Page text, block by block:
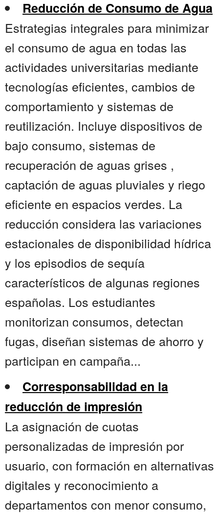
Reducción de Consumo de Agua
Estrategias integrales para minimizar
el consumo de agua en todas las
actividades universitarias mediante
tecnologías eficientes, cambios de
comportamiento y sistemas de
reutilización. Incluye dispositivos de
bajo consumo, sistemas de
recuperación de aguas grises ,
captación de aguas pluviales y riego
eficiente en espacios verdes. La
reducción considera las variaciones
estacionales de disponibilidad hídrica
y los episodios de sequía
característicos de algunas regiones
españolas. Los estudiantes
monitorizan consumos, detectan
fugas, diseñan sistemas de ahorro y
participan en campaña...
Corresponsabilidad en la
reducción de impresión
La asignación de cuotas
personalizadas de impresión por
usuario, con formación en alternativas
digitales y reconocimiento a
departamentos con menor consumo,